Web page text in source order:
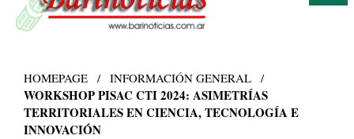
HOMEPAGE INFORMACIÓN GENERAL
WORKSHOP PISAC CTI 2024: ASIMETRÍAS
TERRITORIALES EN CIENCIA, TECNOLOGÍA E
INNOVACIÓN